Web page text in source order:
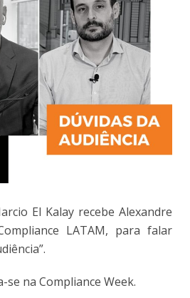
El Kalay recebe Alexandre
LATAM, para falar
se na Compliance Week.